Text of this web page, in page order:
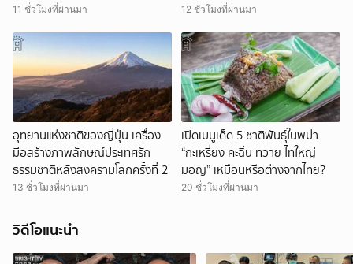
11 ชั่วโมงที่ผ่านมา 12 ชั่วโมงที่ผ่านมา
อุทยานแห่งชาติของญี่ปุ่น เครื่อง
มือสร้างภาพลักษณ์ประเทศรัก
ธรรมชาติหลังสงครามโลกครั้งที่ 2
13 ชั่วโมงที่ผ่านมา
เปิดเมนูเด็ด 5 ชาติพันธุ์ในพม่า
“กะเหรี่ยง คะฉิ่น ทวาย ไทใหญ่
มอญ” เหมือนหรือต่างจากไทย?
20 ชั่วโมงที่ผ่านมา
วิดีโอแนะนำ